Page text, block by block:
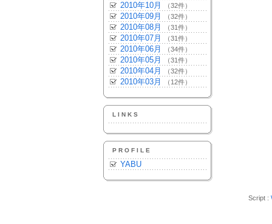
2010年10月 （32件）
2010年09月 （32件）
2010年08月 （31件）
2010年07月 （31件）
2010年06月 （34件）
2010年05月 （31件）
2010年04月 （32件）
2010年03月 （12件）
LINKS
PROFILE
YABU
Script :